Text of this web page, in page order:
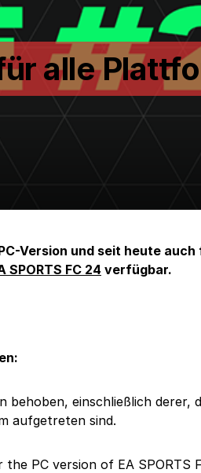
alle
Version und seit heute auch
SPORTS FC 24 verfügbar.
einschließlich derer,
aufgetreten sind.
PC version of EA SPORTS